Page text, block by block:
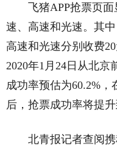
飞猪APP抢票页面
速、高速和光速。其
高速和光速分别收费
2020年1月24日从北京
成功率预估为60.2%
后，抢票成功率将提升
北青报记者查阅携